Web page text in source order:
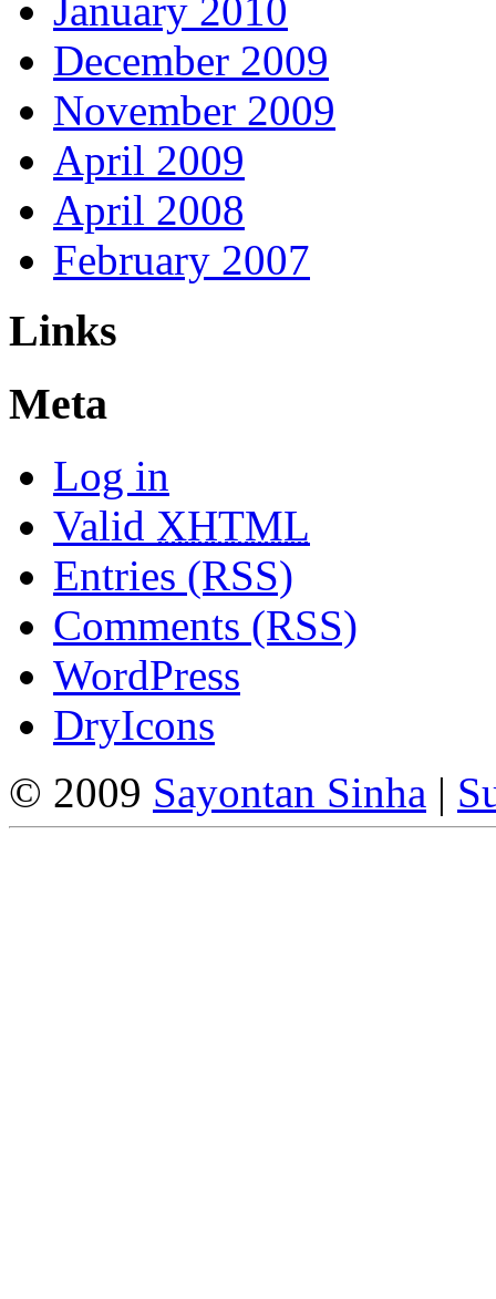
January 2010
December 2009
November 2009
April 2009
April 2008
February 2007
Links
Meta
Log in
Valid XHTML
Entries (RSS)
Comments (RSS)
WordPress
DryIcons
© 2009 Sayontan Sinha |